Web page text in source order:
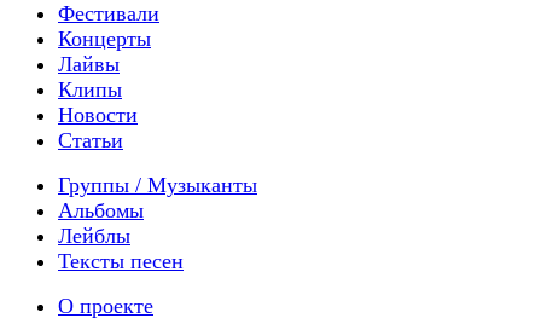
Фестивали
Концерты
Лайвы
Клипы
Новости
Статьи
Группы / Музыканты
Альбомы
Лейблы
Тексты песен
О проекте